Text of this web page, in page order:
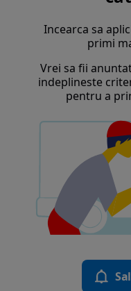
Incearca sa
primi
Vrei sa fii
indeplineste
pentru a